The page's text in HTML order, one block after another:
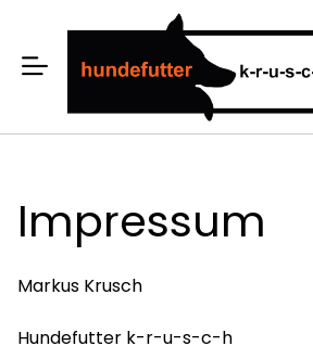
Impressum
Markus Krusch
Hundefutter k-r-u-s-c-h